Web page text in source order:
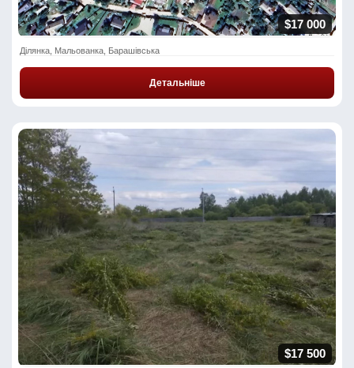
$17 000
Ділянка, Мальованка, Барашівська
Детальніше
$17 500